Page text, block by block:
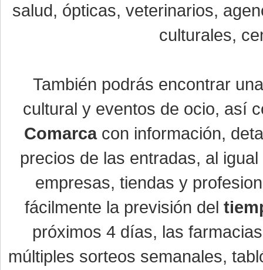
salud, ópticas, veterinarios,
culturales,
También podrás encontrar
cultural y eventos de ocio, así
Comarcacon información,
precios de las entradas, al
empresas, tiendas y
fácilmente la previsión del
próximos 4 días, las
múltiples sorteos semanales,